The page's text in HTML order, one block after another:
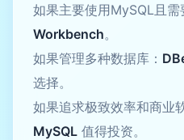
如果主要使用MySQL且需
Workbench。
如果管理多种数据库：
选择。
如果追求极致效率和商业
MySQL 值得投资。